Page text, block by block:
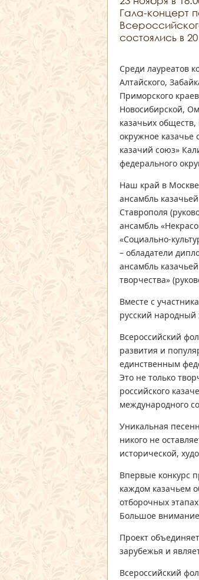
Гала-концерт
состоялись в
Среди лауреатов
Алтайского,
Приморского
Новосибирской,
казачьих обществ,
окружное казачье
казачий союз»
федерального
Наш край в
ансамбль
Ставрополя
ансамбль
«Социально-
– обладатели
ансамбль
творчества»
Вместе с
русский
Всероссийский
развития и
единственным
Это не только
российского
международного
Уникальная
никого не
исторической,
Впервые конкурс
каждом казачьем
отборочных
Большое
Проект
зарубежья и
Всероссийский